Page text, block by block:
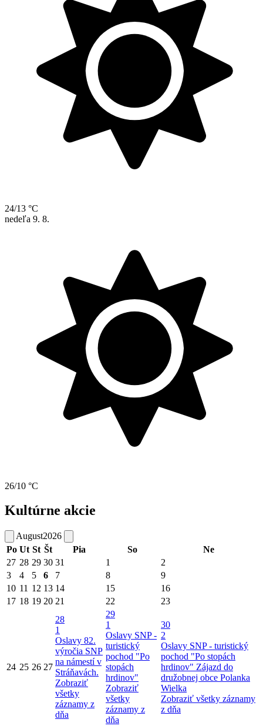
24/13 °C
nedeľa 9. 8.
26/10 °C
Kultúrne akcie
August2026
Po Ut St Št Pia So
Ne
27 28 29 30 31 1
2
3
4 5 6 7 8
9
10 11 12 13 14 15
16
17 18 19 20 21 22 23
24 25 26 27
28
1
Oslavy 82.
výročia SNP
na námestí v
Stráňavách.
Zobraziť
všetky
záznamy z
dňa
29
1
Oslavy SNP -
turistický
pochod "Po
stopách
hrdinov"
Zobraziť
všetky
záznamy z
dňa
30
2
Oslavy SNP - turistický
pochod "Po stopách
hrdinov" Zájazd do
družobnej obce Polanka
Wielka
Zobraziť všetky záznamy
z dňa